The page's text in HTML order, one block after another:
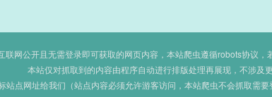
联网公开且无需登录即可获取的网页内容，本站爬虫遵循robots协议
本站仅对抓取到的内容由程序自动进行排版处理再展现，不涉及
站点网址给我们（站点内容必须允许游客访问，本站爬虫不会抓取需